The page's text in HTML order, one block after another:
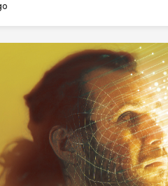
“ninguém está
enquanto não estiver